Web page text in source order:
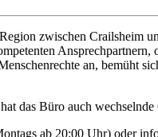
zwischen Crailsheim
Ansprechpartnern,
an, bemüht
das Büro auch
ab 20:00 Uhr) oder